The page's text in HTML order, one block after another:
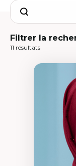
Search
Filtrer la
11 résultats